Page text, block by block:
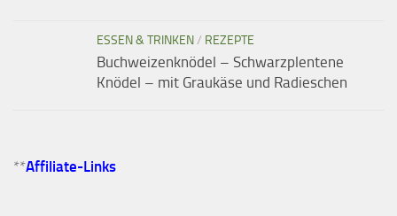
ESSEN & TRINKEN/ REZEPTE
Buchweizenknödel – Schwarzplentene
Knödel – mit Graukäse und Radieschen
**Affiliate-Links